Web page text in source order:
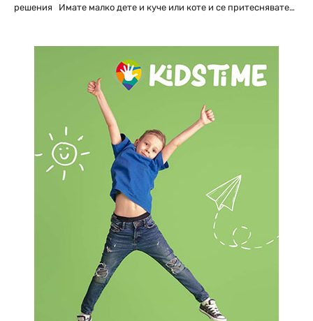
решения Имате малко дете и куче или коте и се притеснявате…